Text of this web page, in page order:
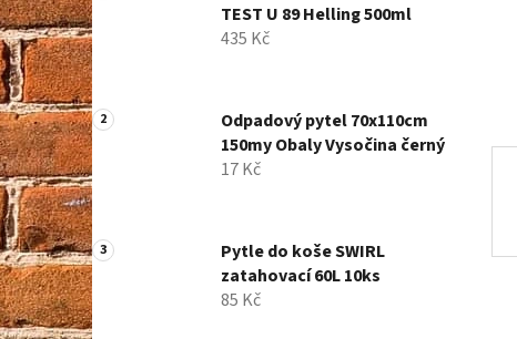
n
í
p
a
n
e
l
TEST U 89 Helling 500ml
435 Kč
Odpadový pytel 70x110cm
150my Obaly Vysočina černý
17 Kč
Pytle do koše SWIRL
zatahovací 60L 10ks
85 Kč